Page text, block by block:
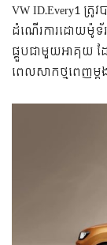
VW ID.Every1 ត្
ដំណើរការដោយម៉ូទ័
ផ្គួបជាមួយអាគុយ
ពេលសាកថ្មពេញម្ត